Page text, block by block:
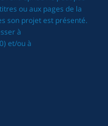
ou aux pages de la
son projet est présenté.
à
et/ou à